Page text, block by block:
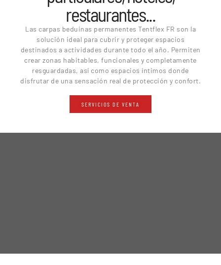
restaurantes...
Las carpas beduinas permanentes Tentflex FR son la
solución ideal para cubrir y proteger espacios
destinados a actividades durante todo el año. Permiten
crear zonas habitables, funcionales y completamente
resguardadas, así como espacios íntimos donde
disfrutar de una sensación real de protección y confort.
SERVICIOS DE VENTA